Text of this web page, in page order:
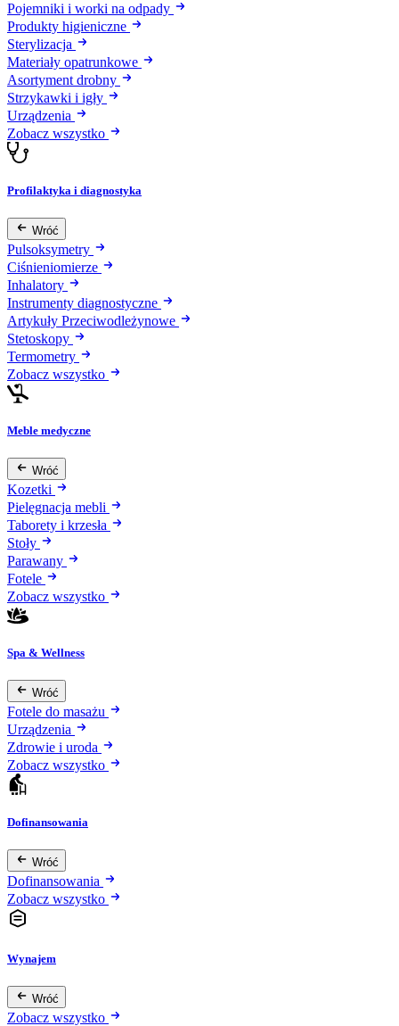
Pojemniki i worki na odpady
Produkty higieniczne
Sterylizacja
Materiały opatrunkowe
Asortyment drobny
Strzykawki i igły
Urządzenia
Zobacz wszystko
Profilaktyka i diagnostyka
Wróć
Pulsoksymetry
Ciśnieniomierze
Inhalatory
Instrumenty diagnostyczne
Artykuły Przeciwodleżynowe
Stetoskopy
Termometry
Zobacz wszystko
Meble medyczne
Wróć
Kozetki
Pielęgnacja mebli
Taborety i krzesła
Stoły
Parawany
Fotele
Zobacz wszystko
Spa & Wellness
Wróć
Fotele do masażu
Urządzenia
Zdrowie i uroda
Zobacz wszystko
Dofinansowania
Wróć
Dofinansowania
Zobacz wszystko
Wynajem
Wróć
Zobacz wszystko